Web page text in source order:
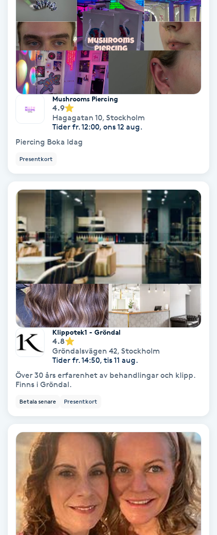
Permanent
Permanent hårborttagning
Permanent ögonbrynsmakeup
Personal shopper
Personlig tränare
Piercing
Pigmentbehandling
Pigmentfläckar
Plastikkirurgi
Powder brows
Power Yoga
PRP (Platelet Rich Plasma)
Radiofrekvens
Rakning
Reflexologi
Mushrooms Piercing
4.9
Hagagatan 10, Stockholm
Tider fr. 12:00, ons 12 aug.
Piercing Boka Idag
Presentkort
Klippotek1 - Gröndal
4.8
Gröndalsvägen 42, Stockholm
Tider fr. 14:50, tis 11 aug.
Över 30 års erfarenhet av behandlingar och klipp.
Finns i Gröndal.
Betala senare Presentkort